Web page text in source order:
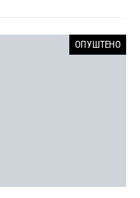
ОПУШТЕНО